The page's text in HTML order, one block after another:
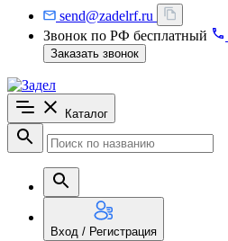
send@zadelrf.ru
Звонок по РФ бесплатный
Заказать звонок
Каталог
Вход / Регистрация